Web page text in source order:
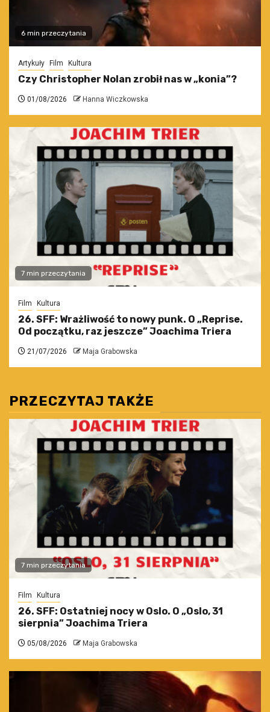
6 min przeczytania
Artykuły Film Kultura
Czy Christopher Nolan zrobił nas w „konia”?
01/08/2026 Hanna Wiczkowska
7 min przeczytania
Film Kultura
26. SFF: Wrażliwość to nowy punk. O „Reprise.
Od początku, raz jeszcze” Joachima Triera
21/07/2026 Maja Grabowska
PRZECZYTAJ TAKŻE
7 min przeczytania
Film Kultura
26. SFF: Ostatniej nocy w Oslo. O „Oslo, 31
sierpnia” Joachima Triera
05/08/2026 Maja Grabowska